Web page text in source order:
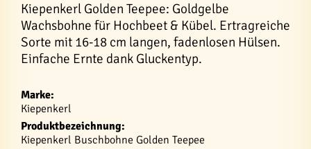
Kiepenkerl Golden Teepee: Goldgelbe
Wachsbohne für Hochbeet & Kübel. Ertragreiche
Sorte mit 16-18 cm langen, fadenlosen Hülsen.
Einfache Ernte dank Gluckentyp.
Marke:
Kiepenkerl
Produktbezeichnung:
Kiepenkerl Buschbohne Golden Teepee